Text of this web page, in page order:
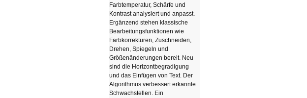
Farbtemperatur, Schärfe und
Kontrast analysiert und anpasst.
Ergänzend stehen klassische
Bearbeitungsfunktionen wie
Farbkorrekturen, Zuschneiden,
Drehen, Spiegeln und
Größenänderungen bereit. Neu
sind die Horizontbegradigung
und das Einfügen von Text. Der
Algorithmus verbessert erkannte
Schwachstellen. Ein